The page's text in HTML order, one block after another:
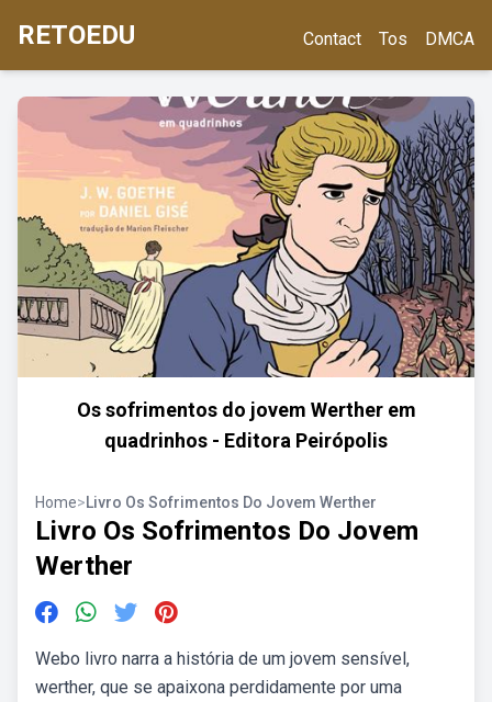
RETOEDU Contact Tos DMCA
Os sofrimentos do jovem Werther em
quadrinhos - Editora Peirópolis
Home>Livro Os Sofrimentos Do Jovem Werther
Livro Os Sofrimentos Do Jovem
Werther
Webo livro narra a história de um jovem sensível,
werther, que se apaixona perdidamente por uma